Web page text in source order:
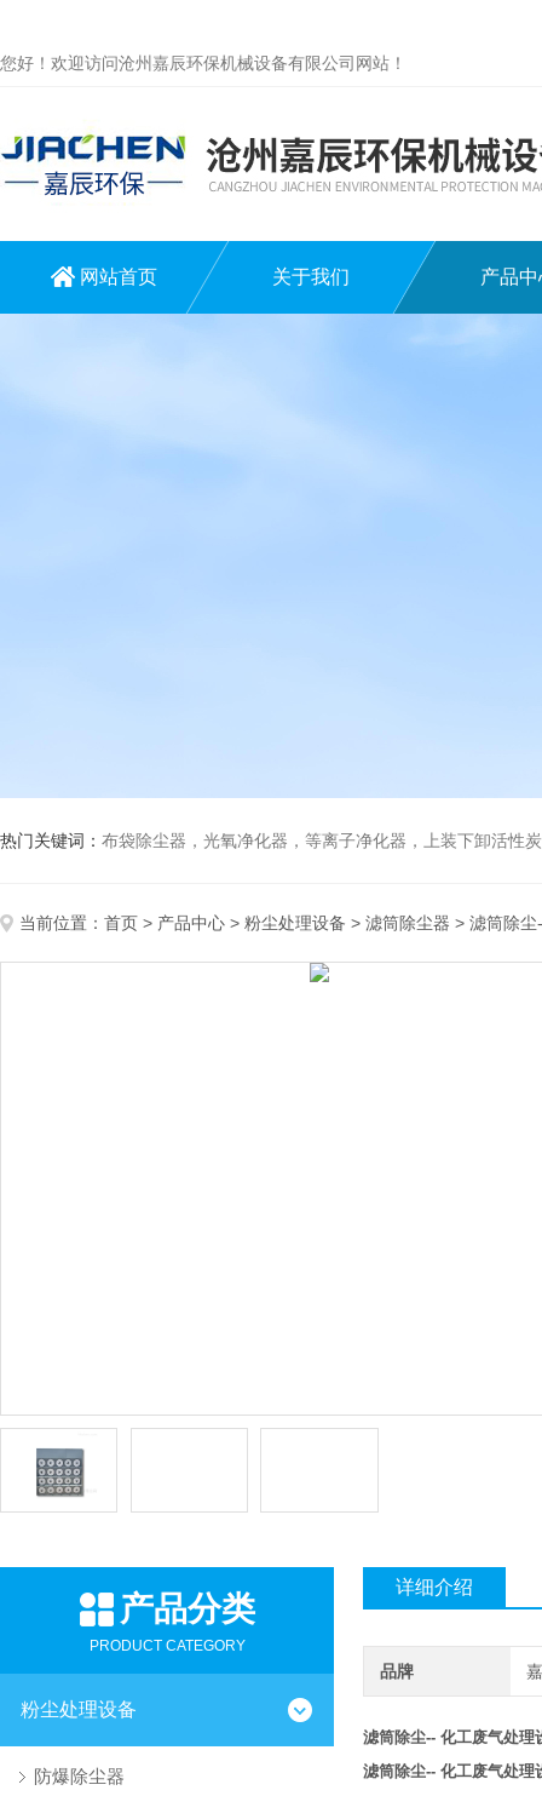
您好！欢迎访问沧州嘉辰环保机械设备有限公司网站！
网站首页 关于我们 产品中
热门关键词： 布袋除尘器，光氧净化器，等离子净化器，上装下卸活性炭吸附箱，打磨除尘
当前位置： 首页 > 产品中心 > 粉尘处理设备 > 滤筒除尘器 > 滤筒除
产品分类
PRODUCT CATEGORY
粉尘处理设备
防爆除尘器
详细介绍
品牌
滤筒除尘-- 化工废气处理
滤筒除尘-- 化工废气处理